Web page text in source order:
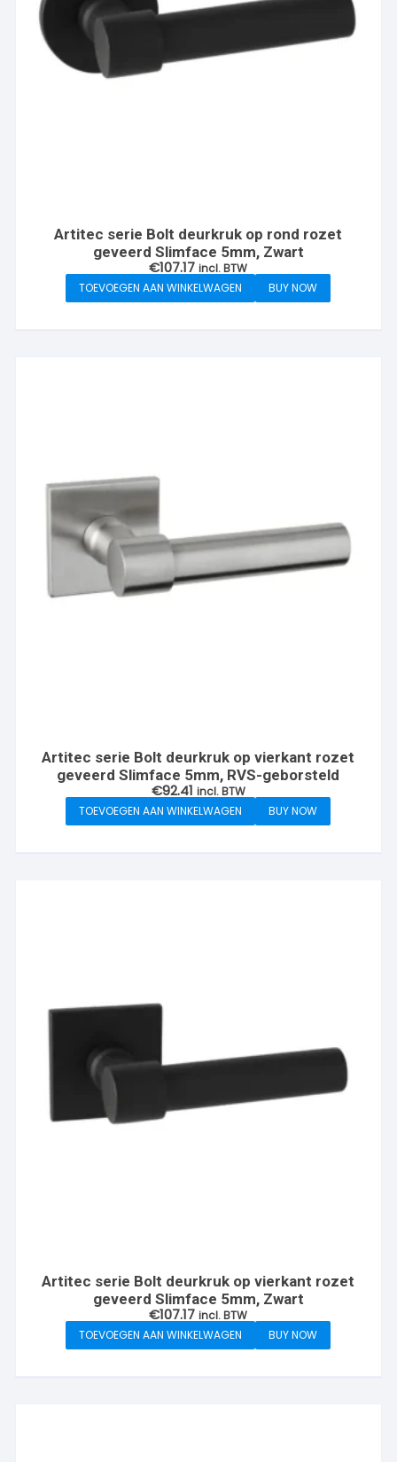
Artitec serie Bolt deurkruk op rond rozet
geveerd Slimface 5mm, Zwart
€107.17 incl. BTW
TOEVOEGEN AAN WINKELWAGEN
BUY NOW
Artitec serie Bolt deurkruk op vierkant rozet
geveerd Slimface 5mm, RVS-geborsteld
€92.41 incl. BTW
TOEVOEGEN AAN WINKELWAGEN
BUY NOW
Artitec serie Bolt deurkruk op vierkant rozet
geveerd Slimface 5mm, Zwart
€107.17 incl. BTW
TOEVOEGEN AAN WINKELWAGEN
BUY NOW